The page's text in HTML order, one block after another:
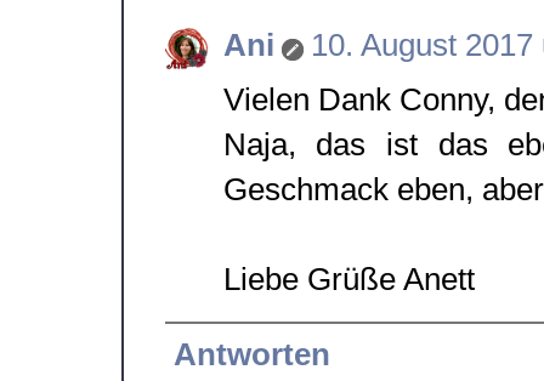
Ani
10. August
Vielen Dank Conny,
Naja, das ist das
Geschmack eben,
Liebe Grüße Anett
Antworten